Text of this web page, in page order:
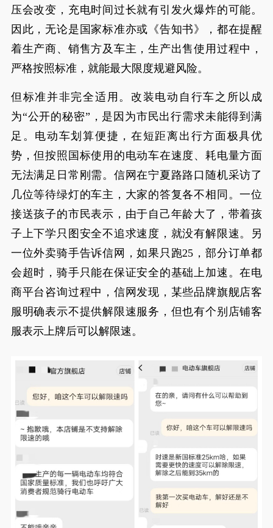
压会改变，充电时间过长就有引发火爆炸的可能。
因此，无论是国家标准亦或《告知书》，都在提醒
着生产商、销售方及车主，生产出售使用过程中，
严格按照标准，就能最大限度规避风险。
但标准并非完全适用。改装电动自行车之所以成
为“公开的秘密”，是因为市民出行需求未能得到满
足。电动车划算便捷，在短距离出行方面极具优
势，但按照国标使用的电动车在速度、耗电量方面
无法满足日常刚需。信网在宁夏路路口随机采访了
几位等待绿灯的车主，大家的答复各不相同。一位
接送孩子的市民表示，由于自己年龄大了，带着孩
子上下学只图安全不追求速度，就没有解限速。另
一位外卖骑手告诉信网，如果只跑25，部分订单都
会超时，骑手只能在保证安全的基础上加速。在电
商平台咨询过程中，信网发现，某些品牌旗舰店客
服明确表示不提供解限速服务，但也有个别店铺客
服表示上牌后可以解限速。